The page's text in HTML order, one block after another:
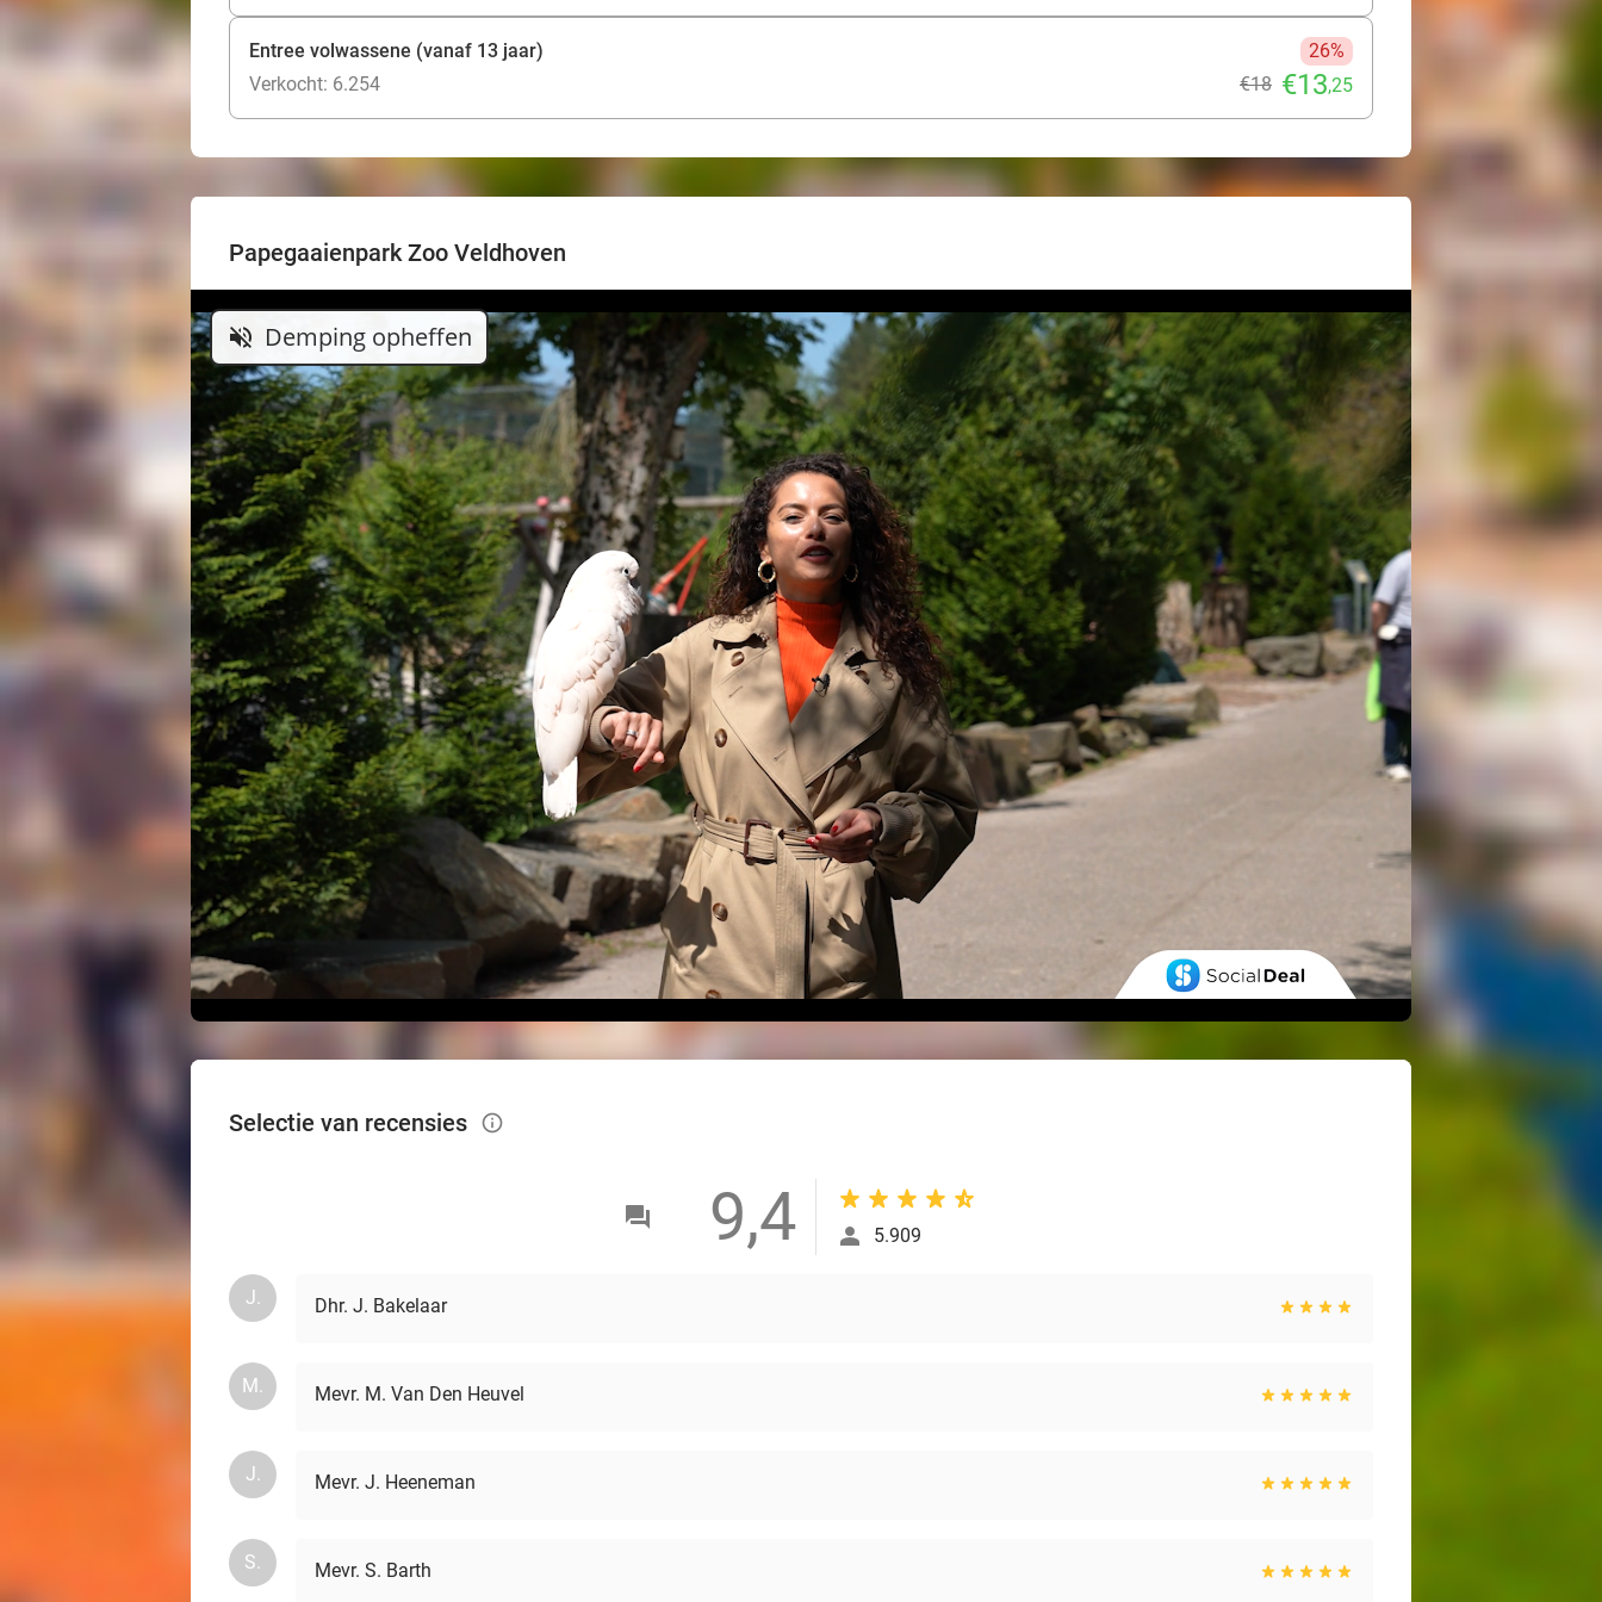
Entree volwassene (vanaf 13 jaar)
26%
Verkocht: 6.254
€18 €13,25
Papegaaienpark Zoo Veldhoven
volume_off Demping opheffen
Selectie van recensies info_outlined
9,4 5.909
J. Dhr. J. Bakelaar
M. Mevr. M. Van Den Heuvel
J. Mevr. J. Heeneman
S. Mevr. S. Barth